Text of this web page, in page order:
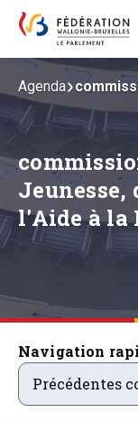
Jeunesse,
l'Aide à la
Agenda
Navigation
Précédentes